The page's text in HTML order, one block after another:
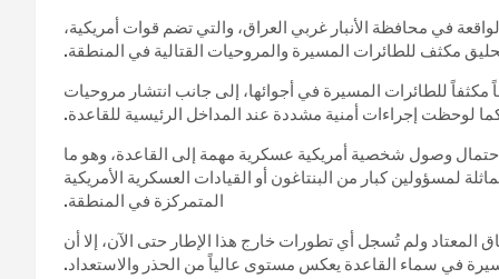
في محافظة الأنبار غربي العراق، والتي تضم قوات أمريكية،
مكثف للطائرات المسيرة والمروحيات القتالية في المنطقة.
للطائرات المسيرة في أجوائها، إلى جانب انتشار مروحيات
لوحظت إجراءات أمنية مشددة عند المداخل الرئيسية للقاعدة.
وصول شخصية أمريكية عسكرية مهمة إلى القاعدة، وهو ما
لمسؤولين كبار من البنتاغون أو القيادات العسكرية الأمريكية
المتمركزة في المنطقة.
المعتاد ولم تُسجل أي تطورات خارج هذا الإطار حتى الآن، إلا أن
في سماء القاعدة يعكس مستوى عالياً من الحذر والاستعداد.